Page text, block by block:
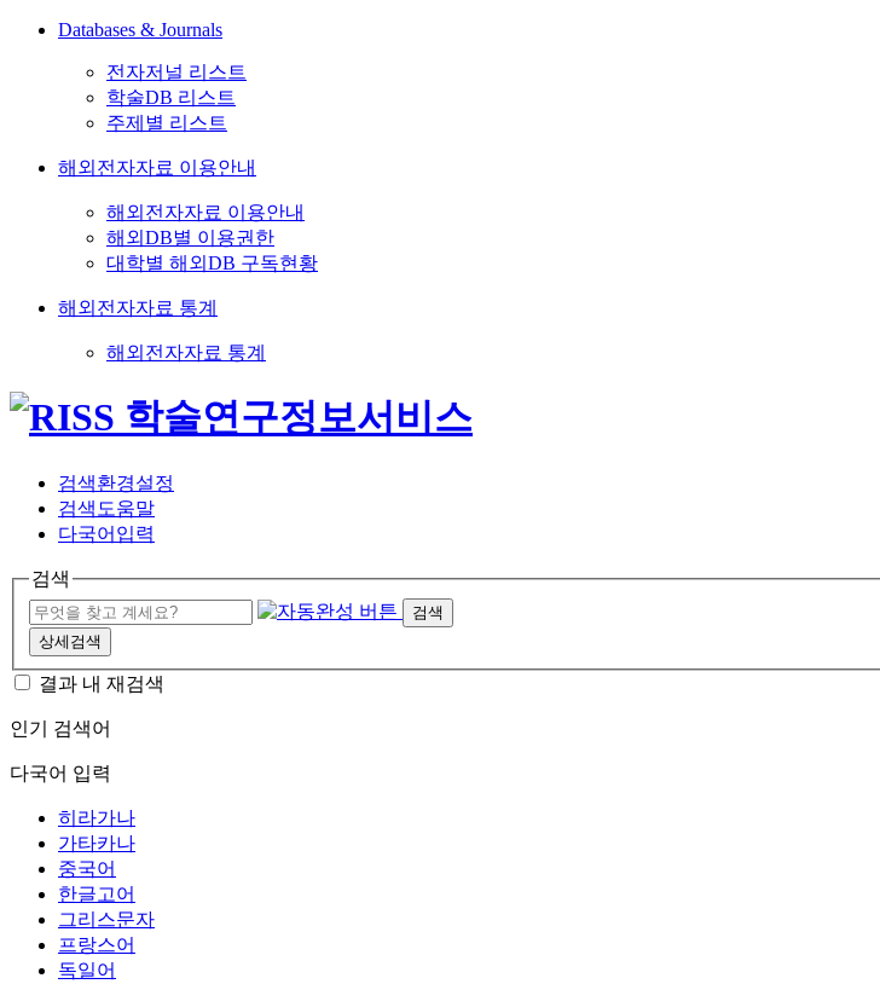
Databases & Journals
전자저널 리스트
학술DB 리스트
주제별 리스트
해외전자자료 이용안내
해외전자자료 이용안내
해외DB별 이용권한
대학별 해외DB 구독현황
해외전자자료 통계
해외전자자료 통계
검색환경설정
검색도움말
다국어입력
검색
검색
상세검색
결과 내 재검색
인기 검색어
다국어 입력
히라가나
가타카나
중국어
한글고어
그리스문자
프랑스어
독일어